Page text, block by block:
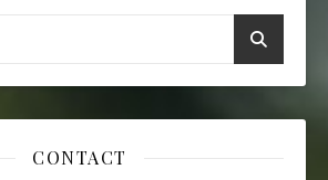
CONTACT